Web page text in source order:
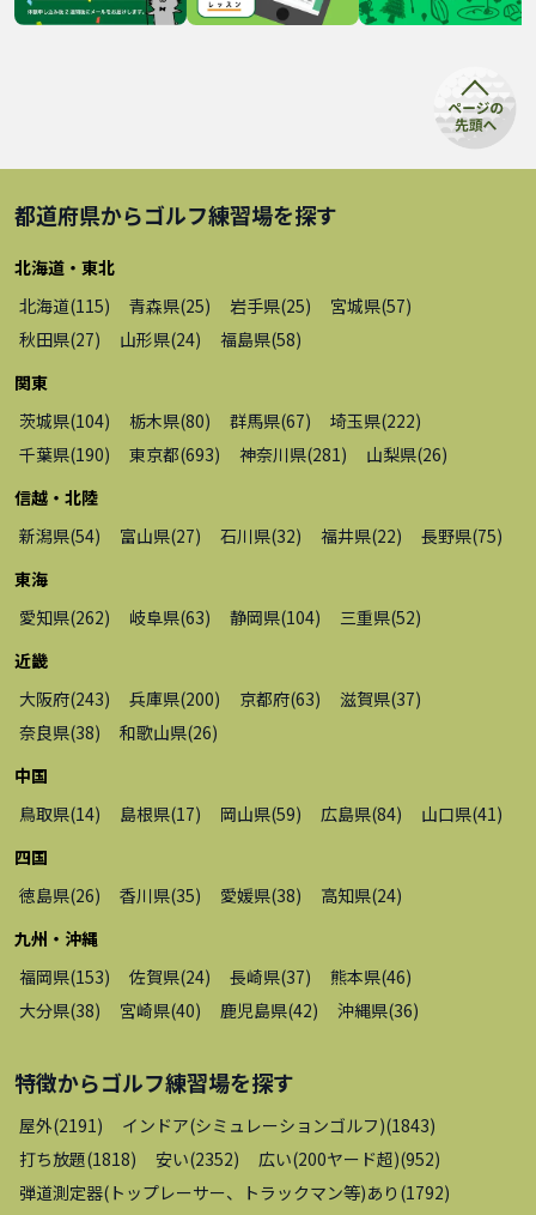
都道府県からゴルフ練習場を探す
北海道・東北
北海道(115) 青森県(25) 岩手県(25) 宮城県(57)
秋田県(27) 山形県(24) 福島県(58)
関東
茨城県(104) 栃木県(80) 群馬県(67) 埼玉県(222)
千葉県(190) 東京都(693) 神奈川県(281 ) 山梨県(26)
信越・北陸
新潟県(54) 富山県(27) 石川県(32) 福井県(22) 長野県(75)
東海
愛知県(262) 岐阜県(63) 静岡県(104) 三重県(52)
近畿
大阪府(243) 兵庫県(200) 京都府(63) 滋賀県(37)
奈良県(38) 和歌山県(26)
中国
鳥取県(14) 島根県(17) 岡山県(59) 広島県(84) 山口県(41 )
四国
徳島県(26) 香川県(35) 愛媛県(38) 高知県(24)
九州・沖縄
福岡県(153) 佐賀県(24) 長崎県(37) 熊本県(46)
大分県(38) 宮崎県(40) 鹿児島県(42) 沖縄県(36)
特徴からゴルフ練習場を探す
屋外(2191 ) インドア(シミュレーションゴルフ)(1843)
打ち放題(1818) 安い(2352) 広い(200ヤード超)(952)
弾道測定器(トップレーサー、トラックマン等)あり (1792)